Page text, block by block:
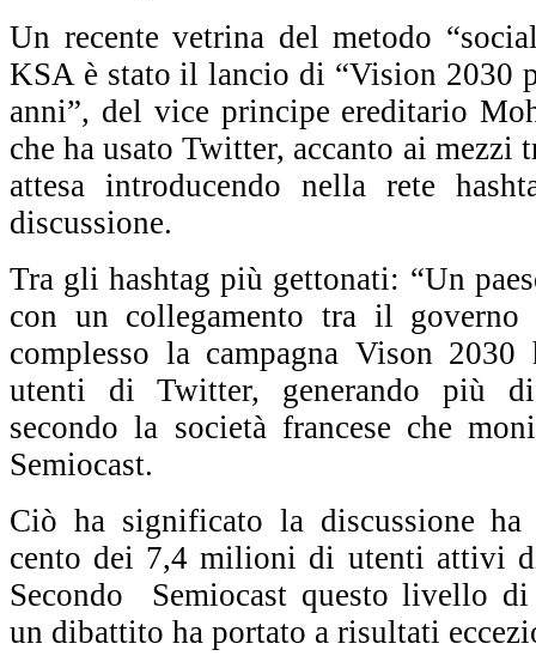
Un recente vetrina del metodo
KSA è stato il lancio di “Vision 2030
anni”, del vice principe ereditario
che ha usato Twitter, accanto ai mezzi
attesa introducendo nella rete
discussione.
Tra gli hashtag più gettonati: “Un
con un collegamento tra il
complesso la campagna Vison 2030
utenti di Twitter, generando più di
secondo la società francese che
Semiocast.
Ciò ha significato la discussione
cento dei 7,4 milioni di utenti attivi
Secondo Semiocast questo livello
un dibattito ha portato a risultati